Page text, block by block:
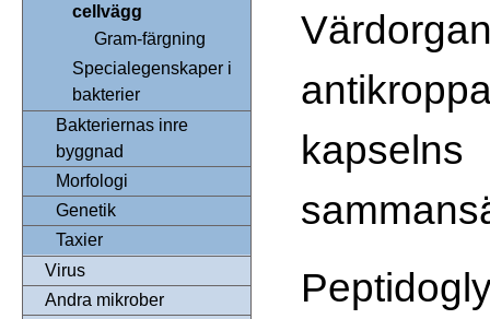
cellvägg
Gram-färgning
Specialegenskaper i
bakterier
Bakteriernas inre
byggnad
Morfologi
Genetik
Taxier
Virus
Andra mikrober
kapselns